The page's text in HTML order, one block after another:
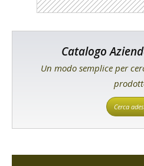
Catalogo
Un modo semplice per
Cerca